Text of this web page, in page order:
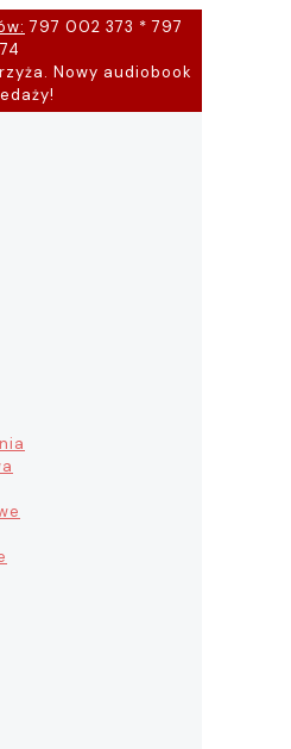
797 002 373 * 797
Nowy audiobook